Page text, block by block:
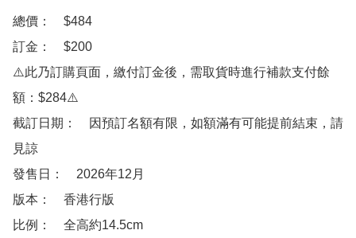
總價：　$484
訂金：　$200
⚠️此乃訂購頁面，繳付訂金後，需取貨時進行補款支付餘
額：$284⚠️
截訂日期：　因預訂名額有限，如額滿有可能提前結束，請
見諒
發售日：　2026年12月
版本：　香港行版
比例：　全高約14.5cm